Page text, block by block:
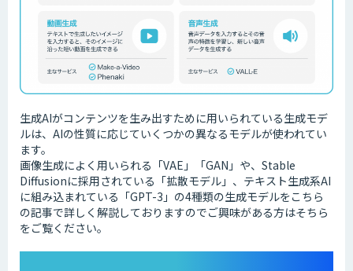
生成AIがコンテンツを生み出すために用いられている生成モデ
ルは、AIの性質に応じていくつかの異なるモデルが使われてい
ます。
画像生成によく用いられる「VAE」「GAN」や、Stable
Diffusionに採用されている「拡散モデル」、テキスト生成系AI
に組み込まれている「GPT-3」の4種類の生成モデルをこちら
の記事で詳しく解説しておりますのでご興味がある方はそちら
をご覧ください。